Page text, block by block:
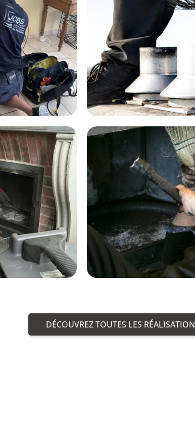
DÉCOUVREZ TOUTES LES